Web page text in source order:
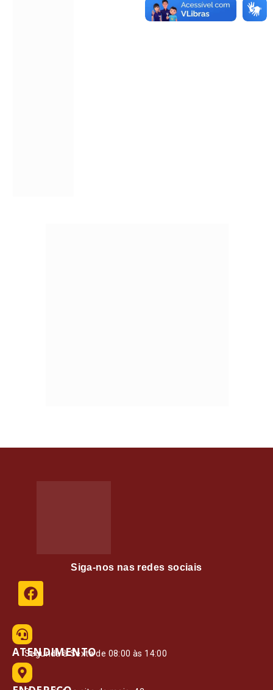
Siga-nos nas redes sociais
ATENDIMENTO
Segunda à Sexta de 08:00 às 14:00